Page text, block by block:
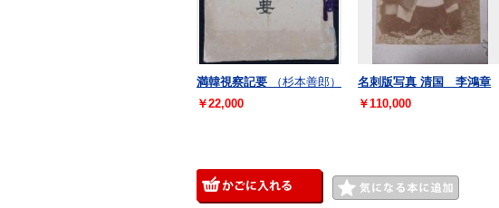
満韓視察記要
（杉本善郎）
￥22,000
名刺版写真 清国 李鴻章
￥110,000